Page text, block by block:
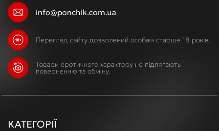
info@ponchik.com.ua
Перегляд сайту дозволений особам старше 18 років.
Товари еротичного характеру не підлягають
поверненню та обміну.
КАТЕГОРІЇ